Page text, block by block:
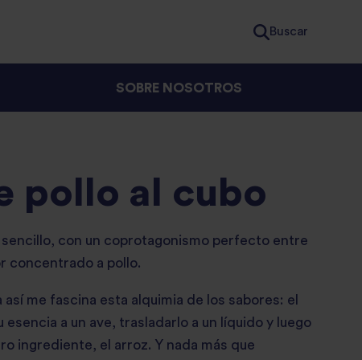
Buscar
SOBRE NOSOTROS
pollo al cubo
con un coprotagonismo perfecto entre
concentrado a pollo.
así me fascina esta alquimia de los sabores: el
a un ave, trasladarlo a un líquido y luego
ingrediente, el arroz. Y nada más que